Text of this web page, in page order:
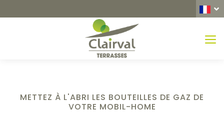
METTEZ À L'ABRI LES BOUTEILLES DE GAZ DE
VOTRE MOBIL-HOME